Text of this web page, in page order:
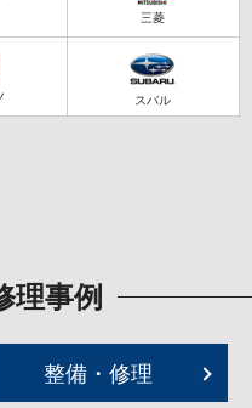
三菱
スバル
理事例
整備・修理